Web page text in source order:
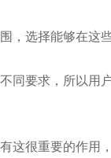
选择能够在这些
要求，所以用
很重要的作用